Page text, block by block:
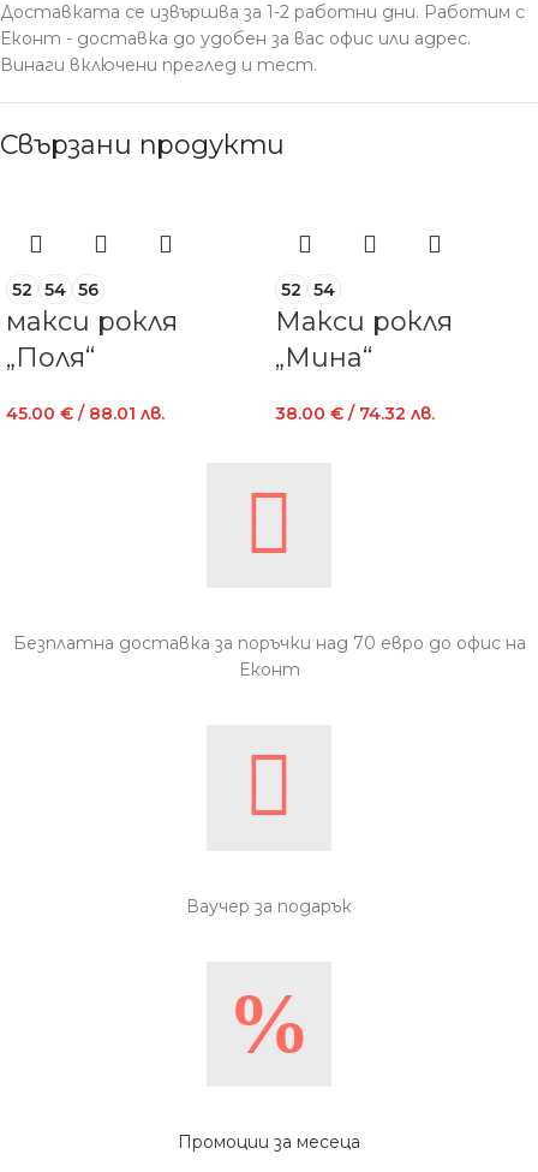
Доставката се извършва за 1-2 работни дни. Работим с
Еконт - доставка до удобен за вас офис или адрес.
Винаги включени преглед и тест.
Свързани продукти
52 54 56
макси рокля
„Поля“
45.00 € / 88.01 лв.
52 54
Макси рокля
„Мина“
38.00 € / 74.32 лв.
Безплатна доставка за поръчки над 70 евро до офис на
Еконт
Ваучер за подарък
Промоции за месеца